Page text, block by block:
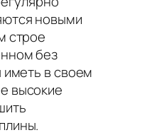
новыми
строе
без
в своем
высокие